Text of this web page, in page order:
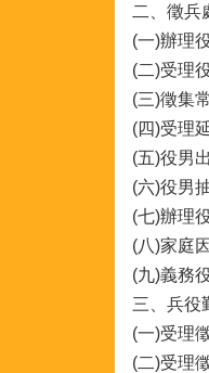
二、徵兵
(一)辦理
(二)受理
(三)徵集
(四)受理
(五)役男
(六)役男
(七)辦理
(八)家庭
(九)義務
三、兵役
(一)受理
(二)受理